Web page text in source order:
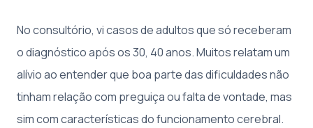
No consultório, vi casos de adultos que só receberam
o diagnóstico após os 30, 40 anos. Muitos relatam um
alívio ao entender que boa parte das dificuldades não
tinham relação com preguiça ou falta de vontade, mas
sim com características do funcionamento cerebral.